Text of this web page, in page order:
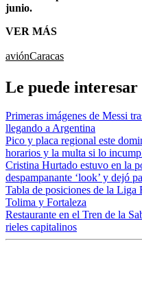
junio.
VER MÁS
aviónCaracas
Le puede interesar
Primeras imágenes de Messi
llegando a Argentina
Pico y placa regional este
horarios y la multa si lo
Cristina Hurtado estuvo en la
despampanante ‘look’ y dejó
Tabla de posiciones de la Liga
Tolima y Fortaleza
Restaurante en el Tren de la
rieles capitalinos